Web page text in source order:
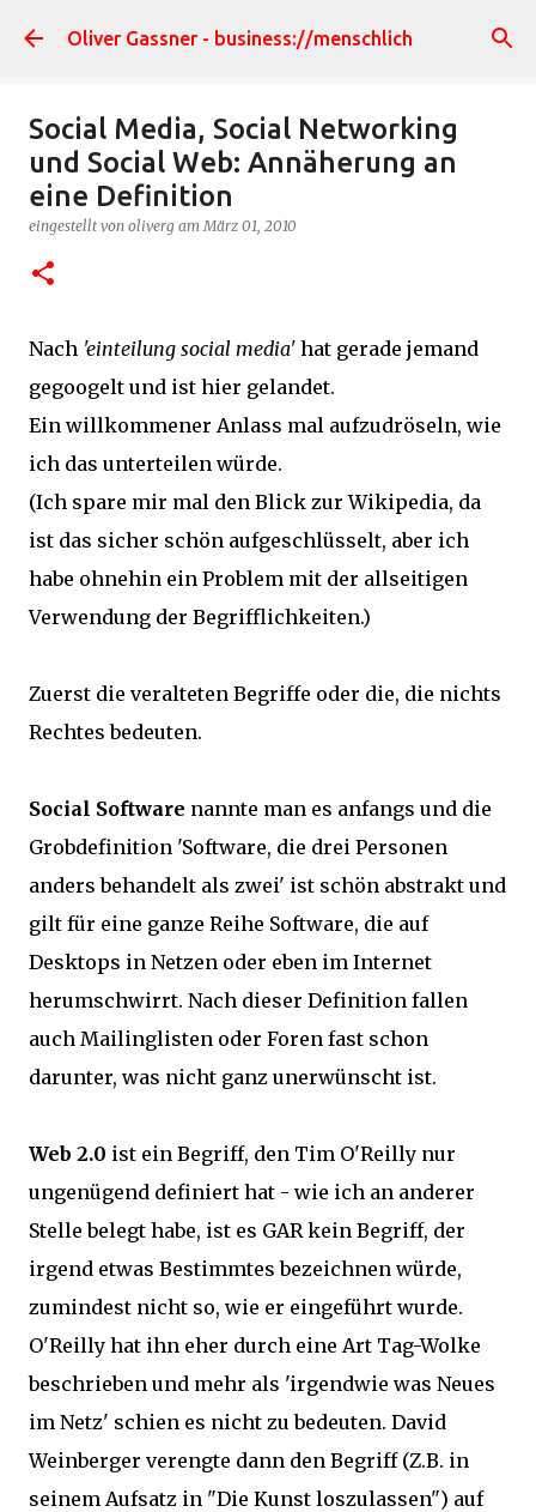
Direkt zum Hauptbereich
Oliver Gassner - business://menschlich
Social Media, Social Networking
und Social Web: Annäherung an
eine Definition
eingestellt von oliverg amMärz 01, 2010
Nach 'einteilung social media' hat gerade jemand
gegoogelt und ist hier gelandet.
Ein willkommener Anlass mal aufzudröseln, wie
ich das unterteilen würde.
(Ich spare mir mal den Blick zur Wikipedia, da
ist das sicher schön aufgeschlüsselt, aber ich
habe ohnehin ein Problem mit der allseitigen
Verwendung der Begrifflichkeiten.)
Zuerst die veralteten Begriffe oder die, die nichts
Rechtes bedeuten.
Social Software nannte man es anfangs und die
Grobdefinition 'Software, die drei Personen
anders behandelt als zwei' ist schön abstrakt und
gilt für eine ganze Reihe Software, die auf
Desktops in Netzen oder eben im Internet
herumschwirrt. Nach dieser Definition fallen
auch Mailinglisten oder Foren fast schon
darunter, was nicht ganz unerwünscht ist.
Web 2.0 ist ein Begriff, den Tim O'Reilly nur
ungenügend definiert hat - wie ich an anderer
Stelle belegt habe, ist es GAR kein Begriff, der
irgend etwas Bestimmtes bezeichnen würde,
zumindest nicht so, wie er eingeführt wurde.
O'Reilly hat ihn eher durch eine Art Tag-Wolke
beschrieben und mehr als 'irgendwie was Neues
im Netz' schien es nicht zu bedeuten. David
Weinberger verengte dann den Begriff (Z.B. in
seinem Aufsatz in "Die Kunst loszulassen") auf